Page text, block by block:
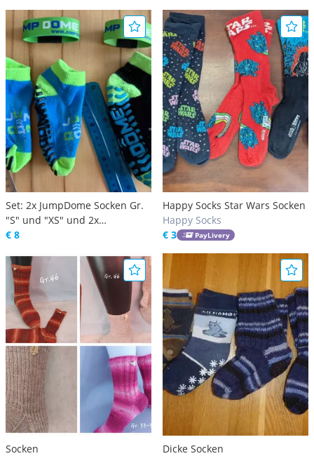
Set: 2x JumpDome Socken Gr.
"S" und "XS" und 2x
Kinderarmbänder dazu
€ 8
Happy Socks Star Wars Socken
Happy Socks
€ 3
PayLivery
Socken
Dicke Socken